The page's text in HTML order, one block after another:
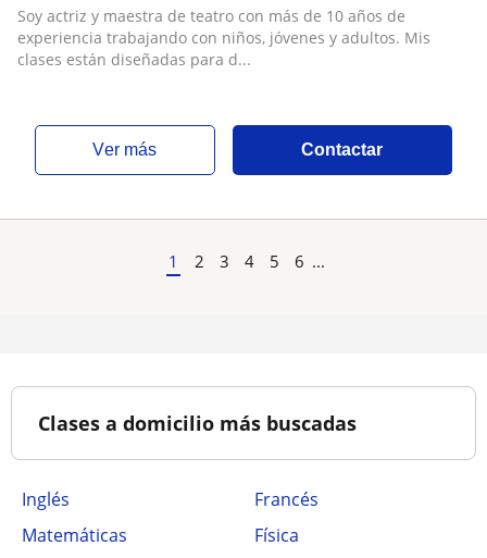
Soy actriz y maestra de teatro con más de 10 años de
experiencia trabajando con niños, jóvenes y adultos. Mis
clases están diseñadas para d...
ver más Contactar
1 2 3 4 5 6 ...
Clases a domicilio más buscadas
Inglés
Francés
Matemáticas
Física